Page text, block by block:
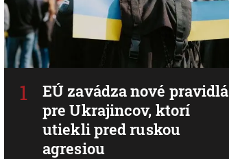
EÚ zavádza nové pravidlá
pre Ukrajincov, ktorí
utiekli pred ruskou
agresiou